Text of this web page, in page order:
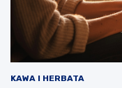
KAWA I HERBATA